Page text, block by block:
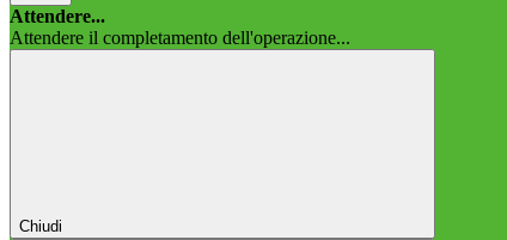
Attendere...
Attendere il completamento dell'operazione...
Chiudi